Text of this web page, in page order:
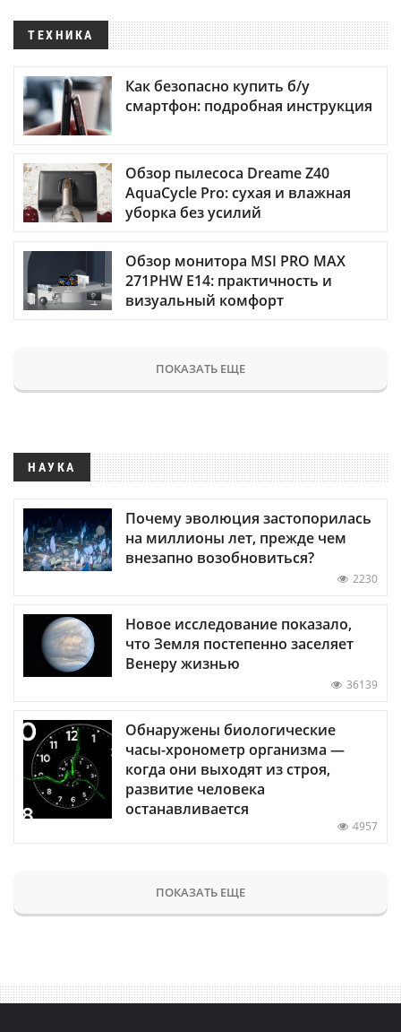
ТЕХНИКА
Как безопасно купить б/у
смартфон: подробная инструкция
Обзор пылесоса Dreame Z40
AquaCycle Pro: сухая и влажная
уборка без усилий
Обзор монитора MSI PRO MAX
271PHW E14: практичность и
визуальный комфорт
ПОКАЗАТЬ ЕЩЕ
НАУКА
Почему эволюция застопорилась
на миллионы лет, прежде чем
внезапно возобновиться?
2230
Новое исследование показало,
что Земля постепенно заселяет
Венеру жизнью
36139
Обнаружены биологические
часы-хронометр организма —
когда они выходят из строя,
развитие человека
останавливается
4957
ПОКАЗАТЬ ЕЩЕ